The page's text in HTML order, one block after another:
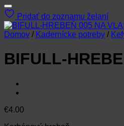
Pridať do zoznamu želaní
Domov / Kadernícke potreby /
BIFULL-
€4.00